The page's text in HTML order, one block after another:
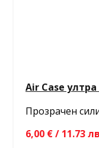
Air Case
Прозрачен
6,00 € / 11.73